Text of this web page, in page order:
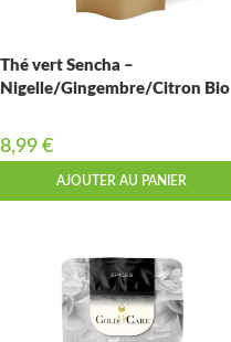
Thé vert Sencha –
Nigelle/Gingembre/Citron Bio
8,99 €
AJOUTER AU PANIER